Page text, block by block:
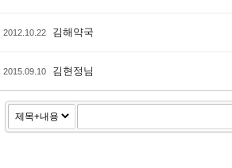
2012.10.22 김해약국
2015.09.10 김현정님